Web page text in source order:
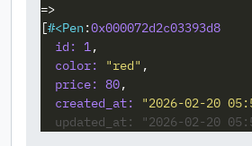
=>
[#<Pen :0x000072d2c03393d8
id: 1,
color:
"red" ,
price: 80,
created_at:
"2026-02-20
updated_at: "2026-02-20